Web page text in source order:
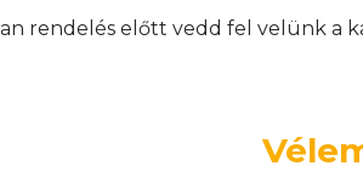
rendelés előtt vedd fel velünk a